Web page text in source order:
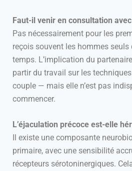
Faut-il venir en consultation
Pas nécessairement pour les
reçois souvent les hommes seuls
temps. L’implication du
partir du travail sur les
couple — mais elle n’est pas
commencer.
L’éjaculation précoce est-elle
Il existe une composante
primaire, avec une sensibilité
récepteurs sérotoninergiques.